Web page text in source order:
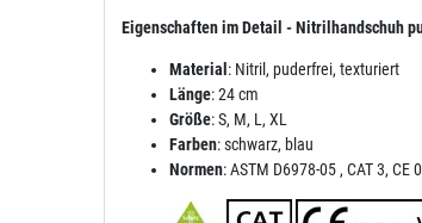
Eigenschaften im Detail - Nitrilhandschuh
Material : Nitril, puderfrei, texturiert
Länge: 24 cm
Größe: S, M, L, XL
Farben: schwarz, blau
Normen: ASTM D6978-05 , CAT 3,